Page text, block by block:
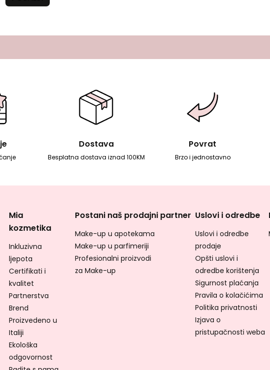
Dostava
Besplatna dostava iznad 100KM
Povrat
Brzo i jednostavno
Mia
kozmetika
Inkluzivna
ljepota
Certifikati i
kvalitet
Partnerstva
Brend
Proizvedeno u
Italiji
Ekološka
odgovornost
Postani naš prodajni partner
Make-up u apotekama
Make-up u parfimeriji
Profesionalni proizvodi
za Make-up
Uslovi i odredbe
Uslovi i odredbe
prodaje
Opšti uslovi i
odredbe korištenja
Sigurnost plaćanja
Pravila o kolačićima
Politika privatnosti
Izjava o
pristupačnosti weba